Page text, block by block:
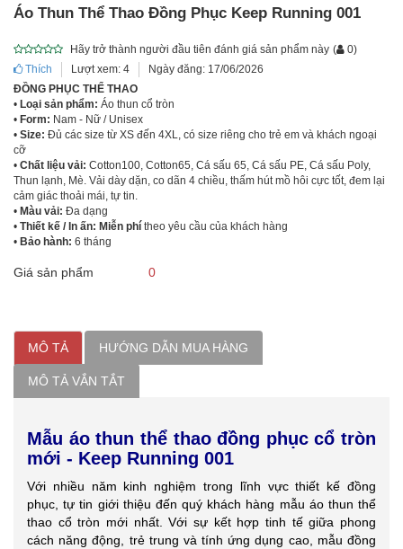
Áo Thun Thể Thao Đồng Phục Keep Running 001
Hãy trở thành người đầu tiên đánh giá sản phẩm này ( 0)
Thích
Lượt xem: 4
Ngày đăng: 17/06/2026
ĐỒNG PHỤC THỂ THAO
• Loại sản phẩm: Áo thun cổ tròn
• Form: Nam - Nữ / Unisex
• Size: Đủ các size từ XS đến 4XL, có size riêng cho trẻ em và khách ngoại
cỡ
• Chất liệu vải: Cotton100, Cotton65, Cá sấu 65, Cá sấu PE, Cá sấu Poly,
Thun lạnh, Mè. Vải dày dặn, co dãn 4 chiều, thấm hút mồ hôi cực tốt, đem lại
cảm giác thoải mái, tự tin.
• Màu vải: Đa dạng
• Thiết kế / In ấn: Miễn phí theo yêu cầu của khách hàng
• Bảo hành: 6 tháng
Giá sản phẩm 0
MÔ TẢ HƯỚNG DẪN MUA HÀNG
MÔ TẢ VẮN TẮT
Mẫu áo thun thể thao đồng phục cổ tròn
mới - Keep Running 001
Với nhiều năm kinh nghiệm trong lĩnh vực thiết kế đồng
phục, tự tin giới thiệu đến quý khách hàng mẫu áo thun thể
thao cổ tròn mới nhất. Với sự kết hợp tinh tế giữa phong
cách năng động, trẻ trung và tính ứng dụng cao, mẫu đồng